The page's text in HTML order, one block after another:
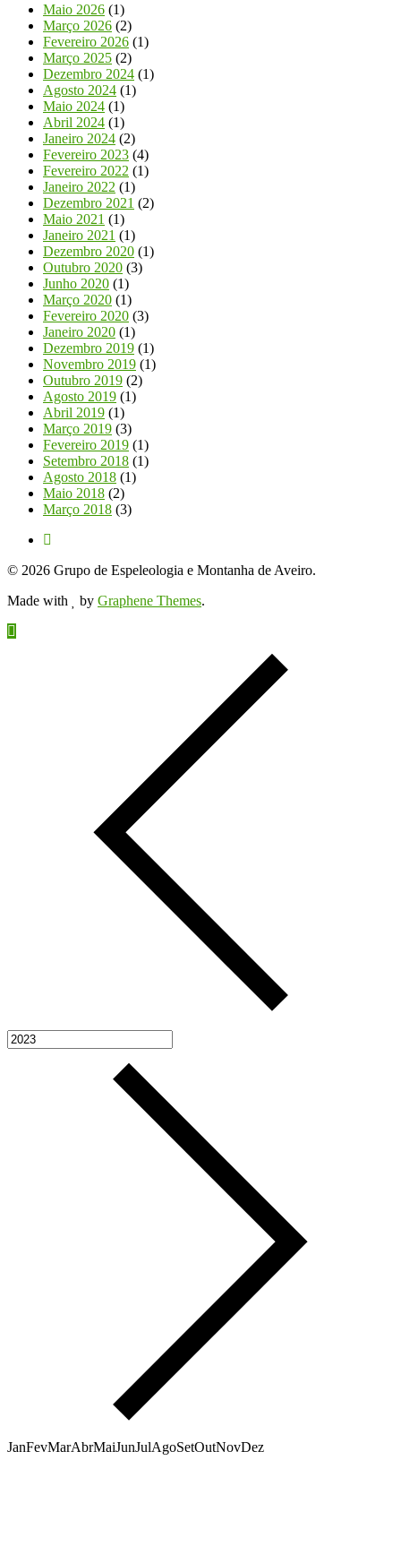
Maio 2026 (1)
Março 2026 (2)
Fevereiro 2026 (1)
Março 2025 (2)
Dezembro 2024 (1)
Agosto 2024 (1)
Maio 2024 (1)
Abril 2024 (1)
Janeiro 2024 (2)
Fevereiro 2023 (4)
Fevereiro 2022 (1)
Janeiro 2022 (1)
Dezembro 2021 (2)
Maio 2021 (1)
Janeiro 2021 (1)
Dezembro 2020 (1)
Outubro 2020 (3)
Junho 2020 (1)
Março 2020 (1)
Fevereiro 2020 (3)
Janeiro 2020 (1)
Dezembro 2019 (1)
Novembro 2019 (1)
Outubro 2019 (2)
Agosto 2019 (1)
Abril 2019 (1)
Março 2019 (3)
Fevereiro 2019 (1)
Setembro 2018 (1)
Agosto 2018 (1)
Maio 2018 (2)
Março 2018 (3)
© 2026 Grupo de Espeleologia e Montanha de Aveiro.
Made with
by Graphene Themes.
JanFevMarAbrMaiJunJulAgoSetOutNovDez